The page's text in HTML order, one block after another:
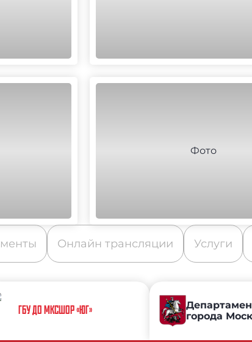
Онлайн трансляции Услуги
ГБУ ДО МКСШОР «ЮГ»
города